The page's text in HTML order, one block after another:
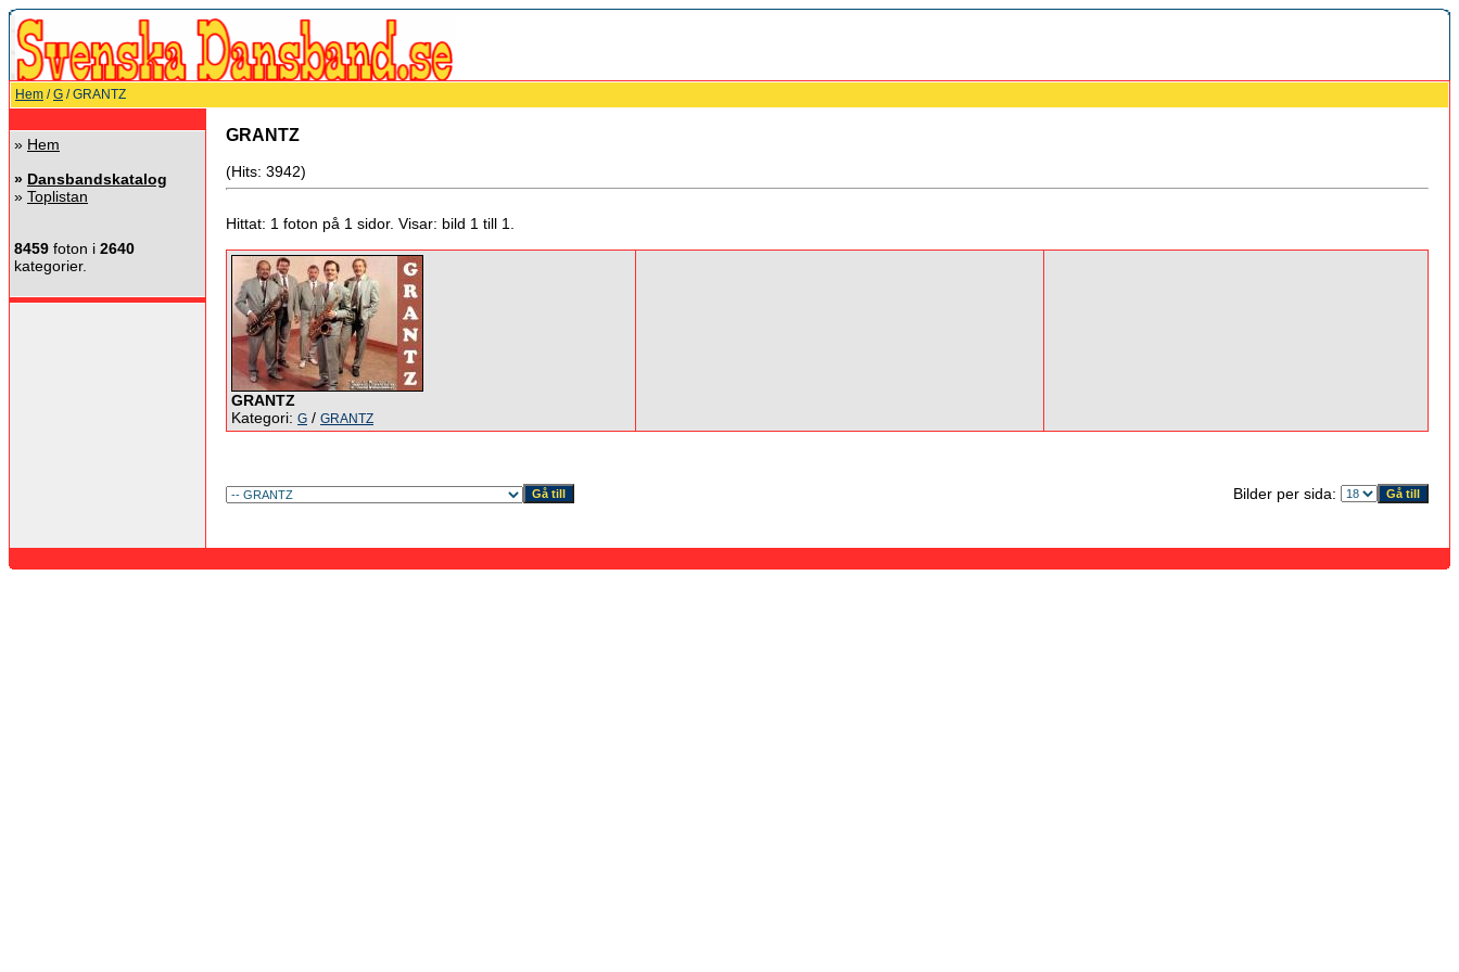
Hem /G / GRANTZ
» Hem
» Dansbandskatalog
» Toplistan
8459 foton i 2640
kategorier.
GRANTZ
(Hits: 3942)
Hittat: 1 foton på 1 sidor. Visar: bild 1 till 1.
GRANTZ
Kategori: G / GRANTZ
Bilder per sida: